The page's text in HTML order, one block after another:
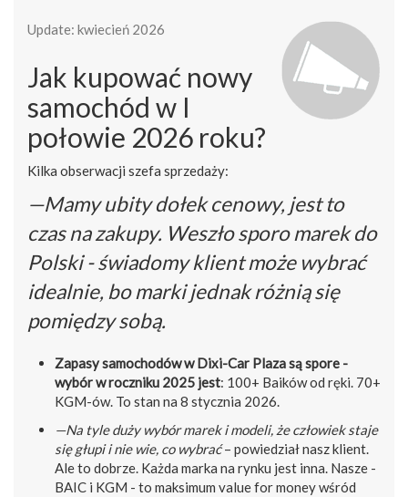
Update: kwiecień 2026
Jak kupować nowy
samochód w I
połowie 2026 roku?
Kilka obserwacji szefa sprzedaży:
—Mamy ubity dołek cenowy, jest to
czas na zakupy. Weszło sporo marek do
Polski - świadomy klient może wybrać
idealnie, bo marki jednak różnią się
pomiędzy sobą.
Zapasy samochodów w Dixi-Car Plaza są spore -
wybór w roczniku 2025 jest: 100+ Baików od ręki. 70+
KGM-ów. To stan na 8 stycznia 2026.
—Na tyle duży wybór marek i modeli, że człowiek staje
się głupi i nie wie, co wybrać– powiedział nasz klient.
Ale to dobrze. Każda marka na rynku jest inna. Nasze -
BAIC i KGM - to maksimum value for money wśród